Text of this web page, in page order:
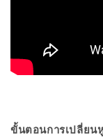
ขั้นตอนการเปลี่ยน